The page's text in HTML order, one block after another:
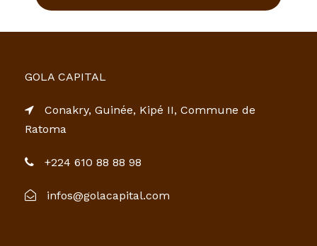
GOLA CAPITAL
Conakry, Guinée, Kipé II, Commune de
Ratoma
+224 610 88 88 98
infos@golacapital.com